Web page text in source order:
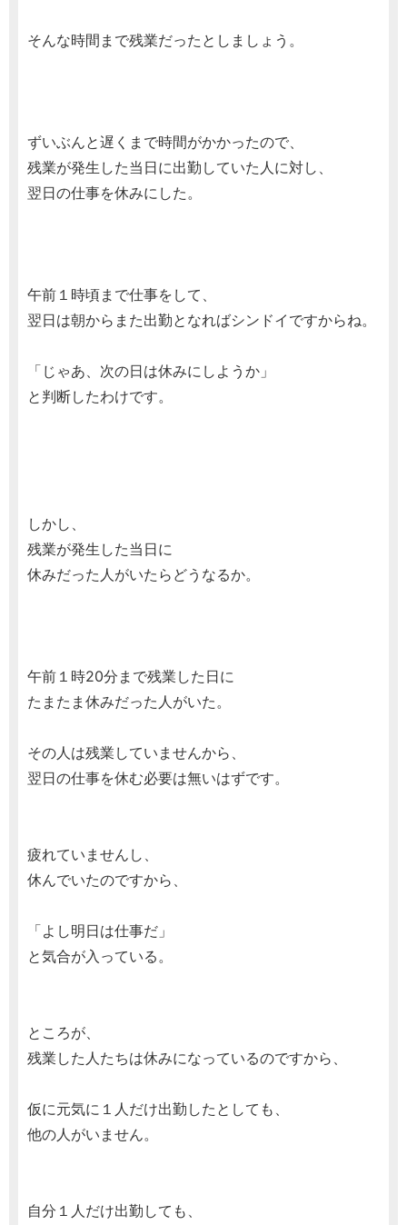
そんな時間まで残業だったとしましょう。
ずいぶんと遅くまで時間がかかったので、
残業が発生した当日に出勤していた人に対し、
翌日の仕事を休みにした。
午前１時頃まで仕事をして、
翌日は朝からまた出勤となればシンドイですからね。
「じゃあ、次の日は休みにしようか」
と判断したわけです。
しかし、
残業が発生した当日に
休みだった人がいたらどうなるか。
午前１時20分まで残業した日に
たまたま休みだった人がいた。
その人は残業していませんから、
翌日の仕事を休む必要は無いはずです。
疲れていませんし、
休んでいたのですから、
「よし明日は仕事だ」
と気合が入っている。
ところが、
残業した人たちは休みになっているのですから、
仮に元気に１人だけ出勤したとしても、
他の人がいません。
自分１人だけ出勤しても、